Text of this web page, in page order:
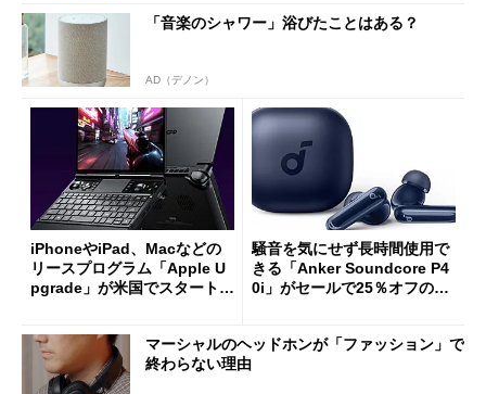
「音楽のシャワー」浴びたことはある？
AD（デノン）
iPhoneやiPad、Macなどの
リースプログラム「Apple U
pgrade」が米国でスタート／
ut」が明...
騒音を気にせず長時間使用で
きる「Anker Soundcore P4
0i」がセールで25％オフの59
マーシャルのヘッドホンが「ファッション」で
終わらない理由